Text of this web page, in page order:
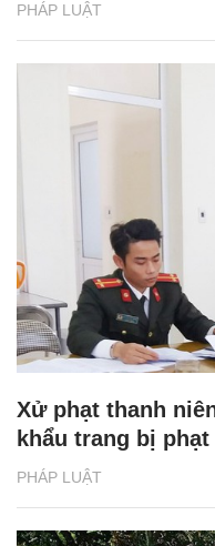
PHÁP LUẬT
PHÁP LUẬT
Xử phạt thanh
khẩu trang bị